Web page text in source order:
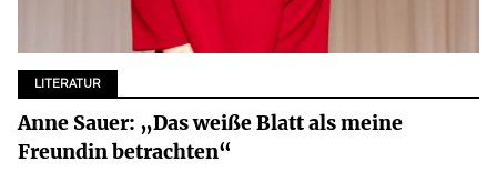
LITERATUR
Anne Sauer: „Das weiße Blatt als meine
Freundin betrachten“